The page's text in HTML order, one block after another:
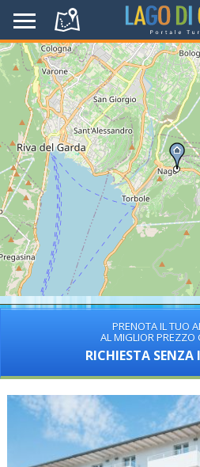
PRENOTA IL TUO
AL MIGLIOR PREZZO
RICHIESTA